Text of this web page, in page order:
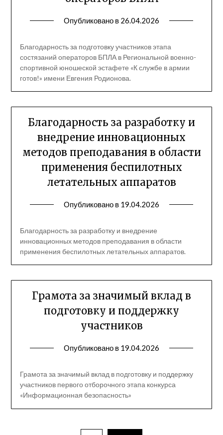
Опубликовано в 26.04.2026
Благодарность за подготовку участников этапа
состязаний операторов БПЛА в Региональной военно-
спортивной юношеской эстафете «К службе в армии
готов!» имени Евгения Родионова.
Благодарность за разработку и
внедрение инновационных
методов преподавания в области
применения беспилотных
летательных аппаратов
Опубликовано в 19.04.2026
Благодарность за разработку и внедрение
инновационных методов преподавания в области
применения беспилотных летательных аппаратов.
Грамота за значимый вклад в
подготовку и поддержку
участников
Опубликовано в 19.04.2026
Грамота за значимый вклад в подготовку и поддержку
участников первого отборочного этапа конкурса
«Информационная безопасность»